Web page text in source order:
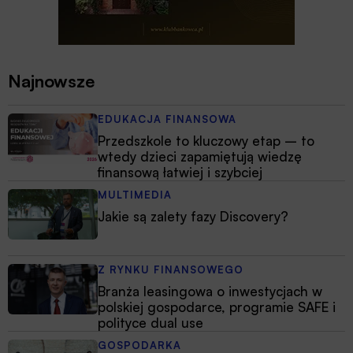
Najnowsze
EDUKACJA FINANSOWA
Przedszkole to kluczowy etap – to
wtedy dzieci zapamiętują wiedzę
finansową łatwiej i szybciej
MULTIMEDIA
Jakie są zalety fazy Discovery?
Z RYNKU FINANSOWEGO
Branża leasingowa o inwestycjach w
polskiej gospodarce, programie SAFE i
polityce dual use
GOSPODARKA